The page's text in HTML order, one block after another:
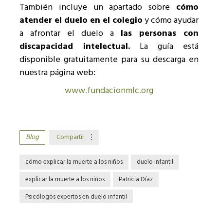
También incluye un apartado sobre cómo
atender el duelo en el colegioy cómo ayudar
a afrontar el duelo a las personas con
discapacidad intelectual. La guía está
disponible gratuitamente para su descarga en
nuestra página web:
www.fundacionmlc.org
Blog Compartir
cómo explicar la muerte a los niños
duelo infantil
explicar la muerte a los niños
Patricia Díaz
Psicólogos expertos en duelo infantil